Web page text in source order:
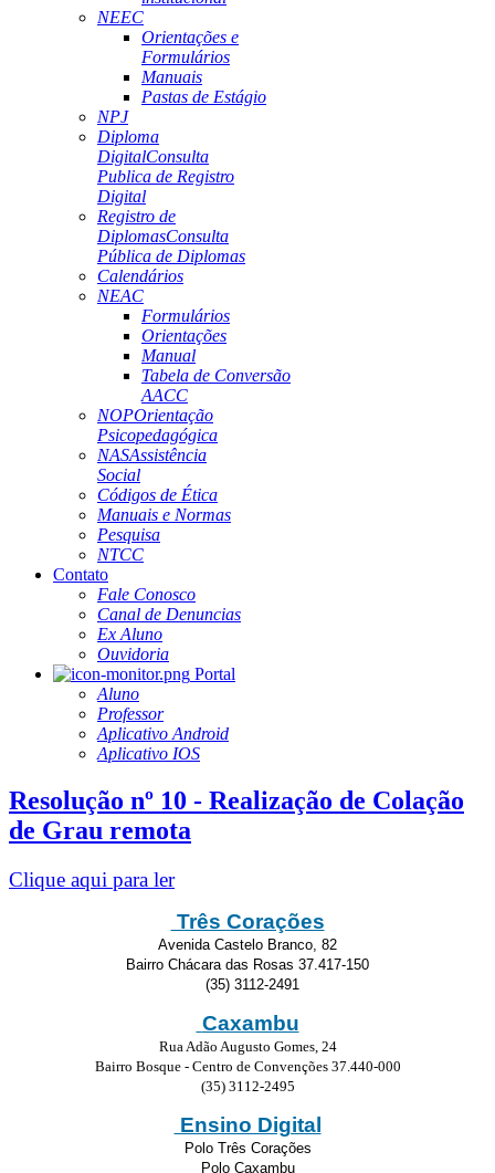
NEEC
Orientações e
Formulários
Manuais
Pastas de Estágio
NPJ
Diploma
DigitalConsulta
Publica de Registro
Digital
Registro de
DiplomasConsulta
Pública de Diplomas
Calendários
NEAC
Formulários
Orientações
Manual
Tabela de Conversão
AACC
NOPOrientação
Psicopedagógica
NASAssistência
Social
Códigos de Ética
Manuais e Normas
Pesquisa
NTCC
Contato
Fale Conosco
Canal de Denuncias
Ex Aluno
Ouvidoria
Portal
Aluno
Professor
Aplicativo Android
Aplicativo IOS
Resolução nº 10 - Realização de Colação
de Grau remota
Clique aqui para ler
Três Corações
Avenida Castelo Branco, 82
Bairro Chácara das Rosas 37.417-150
(35) 3112-2491
Caxambu
Rua Adão Augusto Gomes, 24
Bairro Bosque - Centro de Convenções 37.440-000
(35) 3112-2495
Ensino Digital
Polo Três Corações
Polo Caxambu